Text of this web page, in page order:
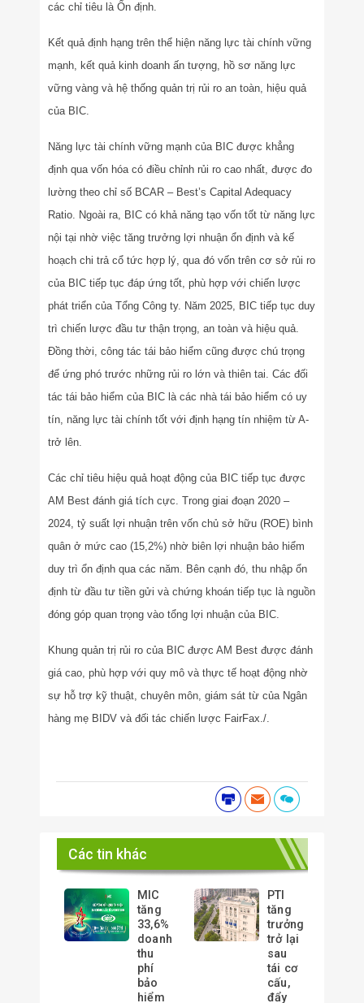
các chỉ tiêu là Ổn định.
Kết quả định hạng trên thể hiện năng lực tài chính vững
mạnh, kết quả kinh doanh ấn tượng, hồ sơ năng lực
vững vàng và hệ thống quản trị rủi ro an toàn, hiệu quả
của BIC.
Năng lực tài chính vững mạnh của BIC được khẳng
định qua vốn hóa có điều chỉnh rủi ro cao nhất, được đo
lường theo chỉ số BCAR – Best’s Capital Adequacy
Ratio. Ngoài ra, BIC có khả năng tạo vốn tốt từ năng lực
nội tại nhờ việc tăng trưởng lợi nhuận ổn định và kế
hoạch chi trả cổ tức hợp lý, qua đó vốn trên cơ sở rủi ro
của BIC tiếp tục đáp ứng tốt, phù hợp với chiến lược
phát triển của Tổng Công ty. Năm 2025, BIC tiếp tục duy
trì chiến lược đầu tư thận trọng, an toàn và hiệu quả.
Đồng thời, công tác tái bảo hiểm cũng được chú trọng
để ứng phó trước những rủi ro lớn và thiên tai. Các đối
tác tái bảo hiểm của BIC là các nhà tái bảo hiểm có uy
tín, năng lực tài chính tốt với định hạng tín nhiệm từ A-
trở lên.
Các chỉ tiêu hiệu quả hoạt động của BIC tiếp tục được
AM Best đánh giá tích cực. Trong giai đoạn 2020 –
2024, tỷ suất lợi nhuận trên vốn chủ sở hữu (ROE) bình
quân ở mức cao (15,2%) nhờ biên lợi nhuận bảo hiểm
duy trì ổn định qua các năm. Bên cạnh đó, thu nhập ổn
định từ đầu tư tiền gửi và chứng khoán tiếp tục là nguồn
đóng góp quan trọng vào tổng lợi nhuận của BIC.
Khung quản trị rủi ro của BIC được AM Best được đánh
giá cao, phù hợp với quy mô và thực tế hoạt động nhờ
sự hỗ trợ kỹ thuật, chuyên môn, giám sát từ của Ngân
hàng mẹ BIDV và đối tác chiến lược FairFax./.
Các tin khác
MIC
tăng
33,6%
doanh
thu
phí
bảo
hiểm
PTI
tăng
trưởng
trở lại
sau
tái cơ
cấu,
đẩy